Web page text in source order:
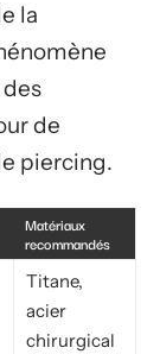
la
de
piercing.
Matériaux
recommandés
Titane,
acier
chirurgical